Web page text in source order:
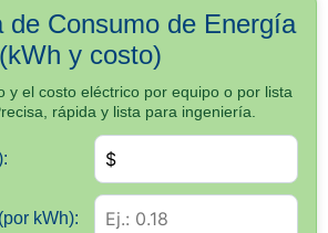
de Consumo de Energía
(kWh y costo)
y el costo eléctrico por equipo o por lista
rápida y lista para ingeniería.
kWh):